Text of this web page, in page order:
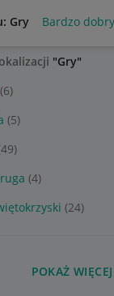
Gry Bardzo dobry
"Gry"
(6)
(5)
(4)
(24)
POKAŻ WIĘCEJ